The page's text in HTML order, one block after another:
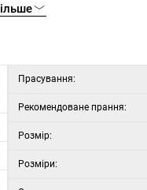
Прасування:
Рекомендоване прання:
Розмір:
Розміри: